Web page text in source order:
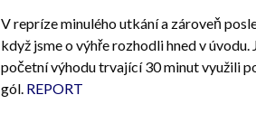
V repríze minulého utkání a zároveň
když jsme o výhře rozhodli hned v
početní výhodu trvající 30 minut využili
gól. REPORT